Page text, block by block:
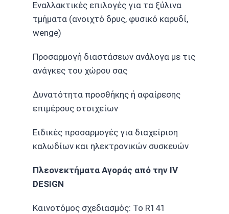
Εναλλακτικές επιλογές για τα ξύλινα
τμήματα (ανοιχτό δρυς, φυσικό καρυδί,
wenge)
Προσαρμογή διαστάσεων ανάλογα με τις
ανάγκες του χώρου σας
Δυνατότητα προσθήκης ή αφαίρεσης
επιμέρους στοιχείων
Ειδικές προσαρμογές για διαχείριση
καλωδίων και ηλεκτρονικών συσκευών
Πλεονεκτήματα Αγοράς από την IV
DESIGN
Καινοτόμος σχεδιασμός: Το R141